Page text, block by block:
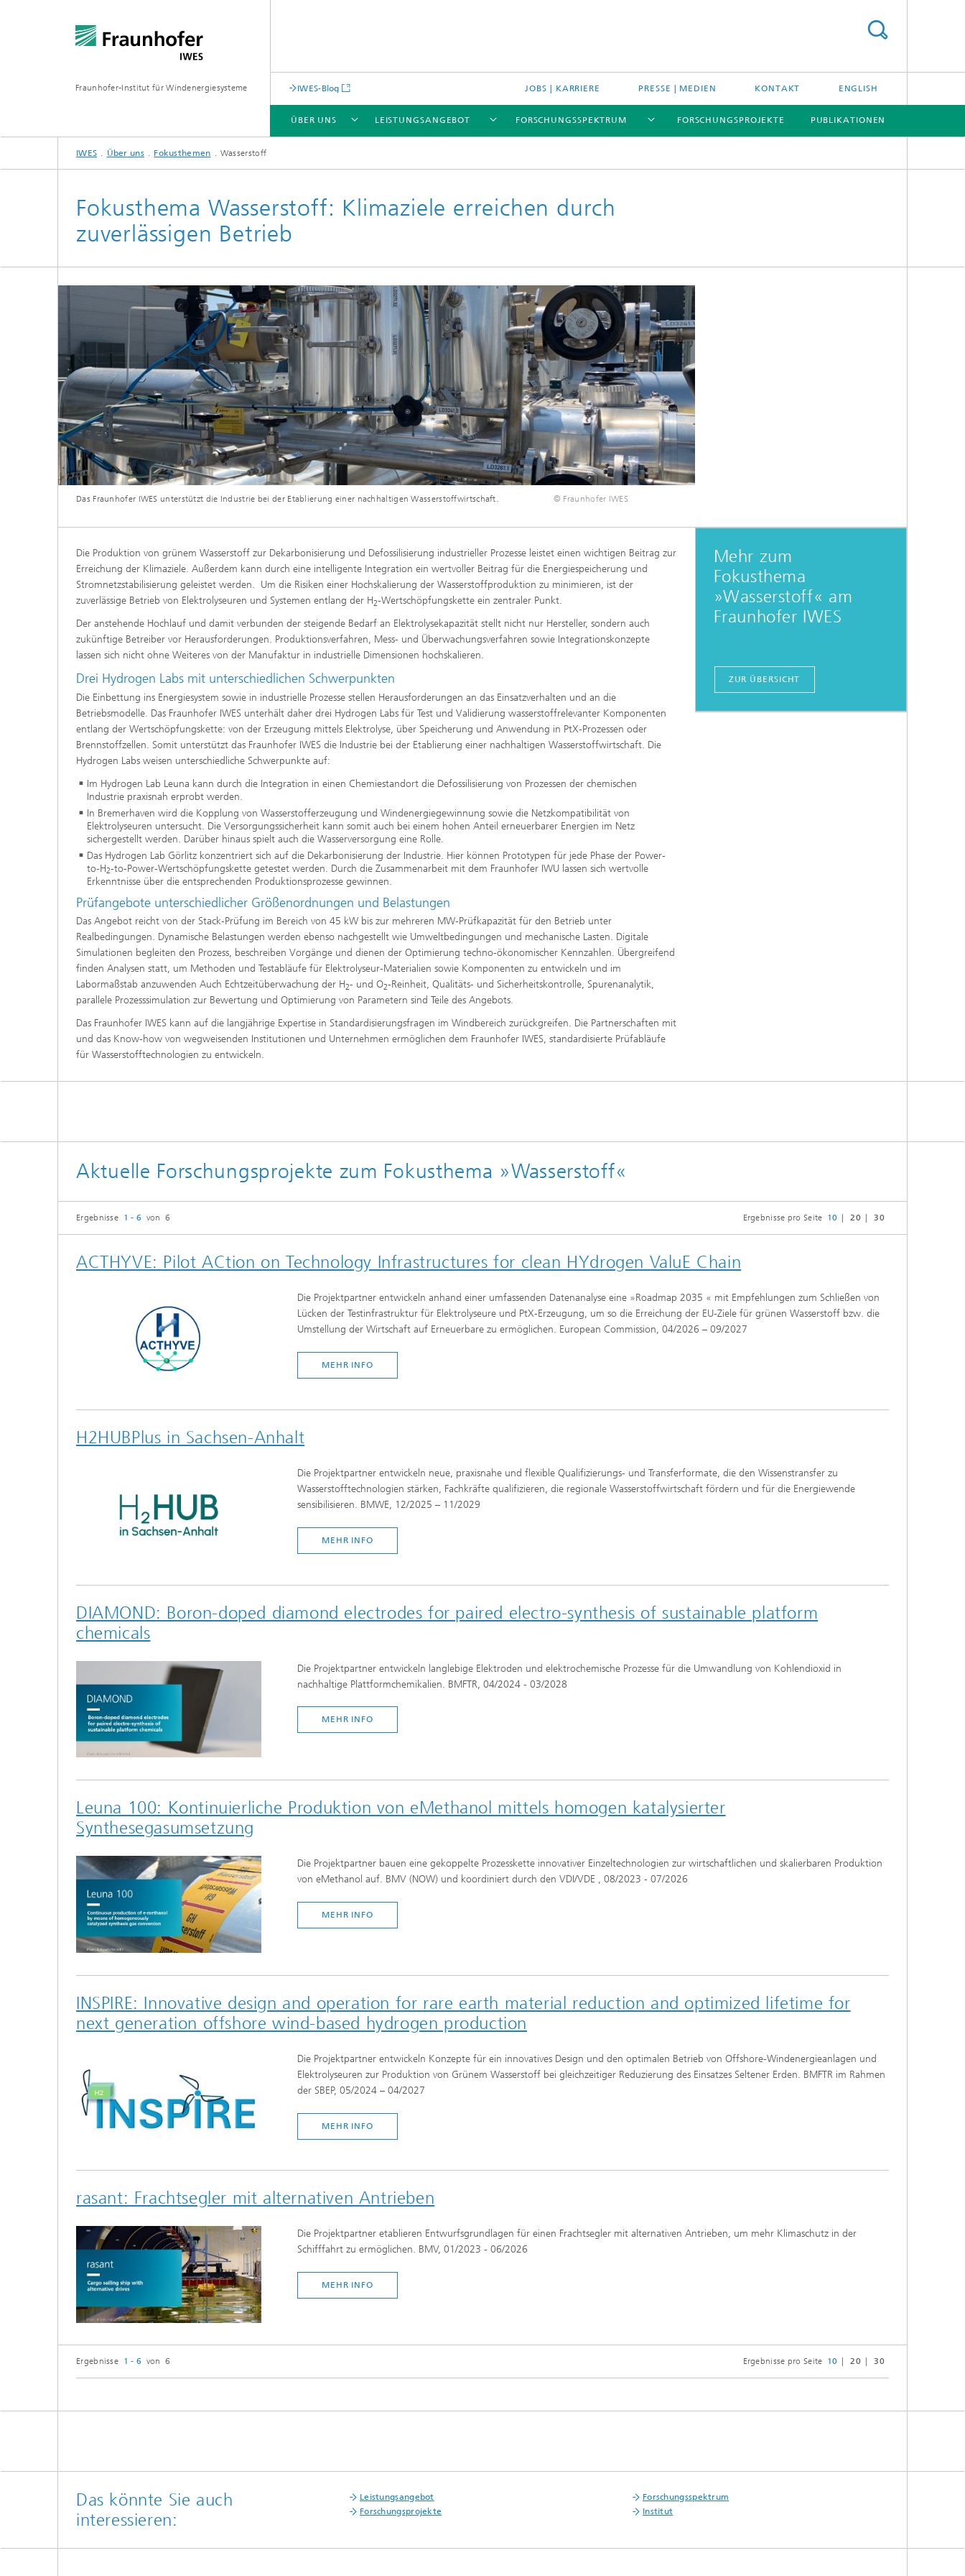
Fraunhofer-Institut für Windenergiesysteme IWES-Blog JOBS | KARRIERE PRESSE | MEDIEN KONTAKT ENGLISH
ÜBER UNS
ÜBER UNS
LEISTUNGSANGEBOT
LEISTUNGSANGEBOT
FORSCHUNGSSPEKTRUM
FORSCHUNGSSPEKTRUM
FORSCHUNGSPROJEKTE PUBLIKATIONEN
IWES Über uns Fokusthemen Wasserstoff
Fokusthema Wasserstoff: Klimaziele erreichen durch
zuverlässigen Betrieb
© Fraunhofer IWES
Das Fraunhofer IWES unterstützt die Industrie bei der Etablierung einer nachhaltigen Wasserstoffwirtschaft.
Die Produktion von grünem Wasserstoff zur Dekarbonisierung und Defossilisierung industrieller Prozesse leistet einen wichtigen Beitrag zur
Erreichung der Klimaziele. Außerdem kann durch eine intelligente Integration ein wertvoller Beitrag für die Energiespeicherung und
Stromnetzstabilisierung geleistet werden. Um die Risiken einer Hochskalierung der Wasserstoffproduktion zu minimieren, ist der
zuverlässige Betrieb von Elektrolyseuren und Systemen entlang der H2-Wertschöpfungskette ein zentraler Punkt.
Der anstehende Hochlauf und damit verbunden der steigende Bedarf an Elektrolysekapazität stellt nicht nur Hersteller, sondern auch
zukünftige Betreiber vor Herausforderungen. Produktionsverfahren, Mess- und Überwachungsverfahren sowie Integrationskonzepte
lassen sich nicht ohne Weiteres von der Manufaktur in industrielle Dimensionen hochskalieren.
Drei Hydrogen Labs mit unterschiedlichen Schwerpunkten
Die Einbettung ins Energiesystem sowie in industrielle Prozesse stellen Herausforderungen an das Einsatzverhalten und an die
Betriebsmodelle. Das Fraunhofer IWES unterhält daher drei Hydrogen Labs für Test und Validierung wasserstoffrelevanter Komponenten
entlang der Wertschöpfungskette: von der Erzeugung mittels Elektrolyse, über Speicherung und Anwendung in PtX-Prozessen oder
Brennstoffzellen. Somit unterstützt das Fraunhofer IWES die Industrie bei der Etablierung einer nachhaltigen Wasserstoffwirtschaft. Die
Hydrogen Labs weisen unterschiedliche Schwerpunkte auf:
Im Hydrogen Lab Leuna kann durch die Integration in einen Chemiestandort die Defossilisierung von Prozessen der chemischen
Industrie praxisnah erprobt werden.
In Bremerhaven wird die Kopplung von Wasserstofferzeugung und Windenergiegewinnung sowie die Netzkompatibilität von
Elektrolyseuren untersucht. Die Versorgungssicherheit kann somit auch bei einem hohen Anteil erneuerbarer Energien im Netz
sichergestellt werden. Darüber hinaus spielt auch die Wasserversorgung eine Rolle.
Das Hydrogen Lab Görlitz konzentriert sich auf die Dekarbonisierung der Industrie. Hier können Prototypen für jede Phase der Power-
to-H2-to-Power-Wertschöpfungskette getestet werden. Durch die Zusammenarbeit mit dem Fraunhofer IWU lassen sich wertvolle
Erkenntnisse über die entsprechenden Produktionsprozesse gewinnen.
Prüfangebote unterschiedlicher Größenordnungen und Belastungen
Das Angebot reicht von der Stack-Prüfung im Bereich von 45 kW bis zur mehreren MW-Prüfkapazität für den Betrieb unter
Realbedingungen. Dynamische Belastungen werden ebenso nachgestellt wie Umweltbedingungen und mechanische Lasten. Digitale
Simulationen begleiten den Prozess, beschreiben Vorgänge und dienen der Optimierung techno-ökonomischer Kennzahlen. Übergreifend
finden Analysen statt, um Methoden und Testabläufe für Elektrolyseur-Materialien sowie Komponenten zu entwickeln und im
Labormaßstab anzuwenden Auch Echtzeitüberwachung der H2- und O2-Reinheit, Qualitäts- und Sicherheitskontrolle, Spurenanalytik,
parallele Prozesssimulation zur Bewertung und Optimierung von Parametern sind Teile des Angebots.
Das Fraunhofer IWES kann auf die langjährige Expertise in Standardisierungsfragen im Windbereich zurückgreifen. Die Partnerschaften mit
und das Know-how von wegweisenden Institutionen und Unternehmen ermöglichen dem Fraunhofer IWES, standardisierte Prüfabläufe
für Wasserstofftechnologien zu entwickeln.
Mehr zum
Fokusthema
»Wasserstoff« am
Fraunhofer IWES
ZUR ÜBERSICHT
Aktuelle Forschungsprojekte zum Fokusthema »Wasserstoff«
Ergebnisse 1 - 6 von 6 Ergebnisse pro Seite 10 20 30
ACTHYVE: Pilot ACtion on Technology Infrastructures for clean HYdrogen ValuE Chain
Die Projektpartner entwickeln anhand einer umfassenden Datenanalyse eine »Roadmap 2035 « mit Empfehlungen zum Schließen von
Lücken der Testinfrastruktur für Elektrolyseure und PtX-Erzeugung, um so die Erreichung der EU-Ziele für grünen Wasserstoff bzw. die
Umstellung der Wirtschaft auf Erneuerbare zu ermöglichen. European Commission, 04/2026 – 09/2027
MEHR INFO
H2HUBPlus in Sachsen-Anhalt
Die Projektpartner entwickeln neue, praxisnahe und flexible Qualifizierungs- und Transferformate, die den Wissenstransfer zu
Wasserstofftechnologien stärken, Fachkräfte qualifizieren, die regionale Wasserstoffwirtschaft fördern und für die Energiewende
sensibilisieren. BMWE, 12/2025 – 11/2029
MEHR INFO
DIAMOND: Boron-doped diamond electrodes for paired electro-synthesis of sustainable platform
chemicals
Die Projektpartner entwickeln langlebige Elektroden und elektrochemische Prozesse für die Umwandlung von Kohlendioxid in
nachhaltige Plattformchemikalien. BMFTR, 04/2024 - 03/2028
MEHR INFO
Leuna 100: Kontinuierliche Produktion von eMethanol mittels homogen katalysierter
Synthesegasumsetzung
Die Projektpartner bauen eine gekoppelte Prozesskette innovativer Einzeltechnologien zur wirtschaftlichen und skalierbaren Produktion
von eMethanol auf. BMV (NOW) und koordiniert durch den VDI/VDE , 08/2023 - 07/2026
MEHR INFO
INSPIRE: Innovative design and operation for rare earth material reduction and optimized lifetime for
next generation offshore wind-based hydrogen production
Die Projektpartner entwickeln Konzepte für ein innovatives Design und den optimalen Betrieb von Offshore-Windenergieanlagen und
Elektrolyseuren zur Produktion von Grünem Wasserstoff bei gleichzeitiger Reduzierung des Einsatzes Seltener Erden. BMFTR im Rahmen
der SBEP, 05/2024 – 04/2027
MEHR INFO
rasant: Frachtsegler mit alternativen Antrieben
Die Projektpartner etablieren Entwurfsgrundlagen für einen Frachtsegler mit alternativen Antrieben, um mehr Klimaschutz in der
Schifffahrt zu ermöglichen. BMV, 01/2023 - 06/2026
MEHR INFO
Ergebnisse 1 - 6 von 6 Ergebnisse pro Seite 10 20 30
Das könnte Sie auch
interessieren:
Leistungsangebot
Forschungsspektrum
Forschungsprojekte
Institut